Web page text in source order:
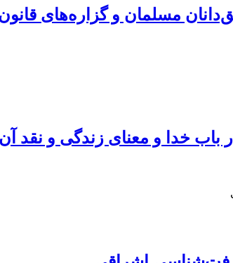
مسلمان و گزاره‌های
خدا و معنای زندگی و نقد آن